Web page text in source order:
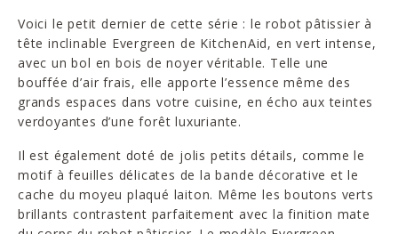
Voici le petit dernier de cette série : le robot pâtissier à
tête inclinable Evergreen de KitchenAid, en vert intense,
avec un bol en bois de noyer véritable. Telle une
bouffée d’air frais, elle apporte l’essence même des
grands espaces dans votre cuisine, en écho aux teintes
verdoyantes d’une forêt luxuriante.
Il est également doté de jolis petits détails, comme le
motif à feuilles délicates de la bande décorative et le
cache du moyeu plaqué laiton. Même les boutons verts
brillants contrastent parfaitement avec la finition mate